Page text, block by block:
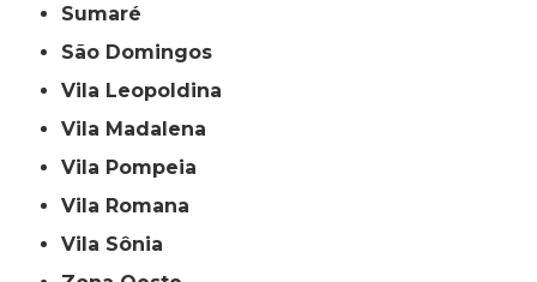
Sumaré
São Domingos
Vila Leopoldina
Vila Madalena
Vila Pompeia
Vila Romana
Vila Sônia